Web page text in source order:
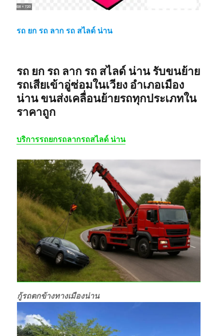
รถ ยก รถ ลาก รถ สไลด์ น่าน
รถ ยก รถ ลาก รถ สไลด์ น่าน รับขนย้าย
รถเสียเข้าอู่ซ่อมในเวียง อำเภอเมือง
น่าน ขนส่งเคลื่อนย้ายรถทุกประเภทใน
ราคาถูก
บริการรถยกรถลากรถสไลด์ น่าน
กู้รถตกข้างทางเมืองน่าน